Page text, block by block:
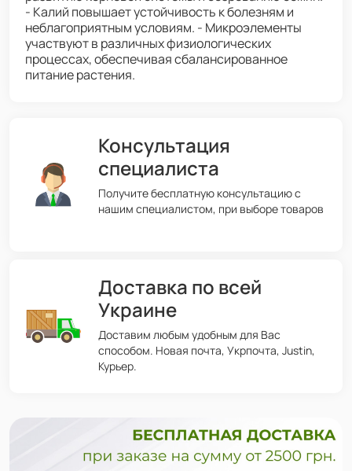
- Калий повышает устойчивость к болезням и
неблагоприятным условиям. - Микроэлементы
участвуют в различных физиологических
процессах, обеспечивая сбалансированное
питание растения.
Консультация
специалиста
Получите бесплатную консультацию с
нашим специалистом, при выборе товаров
Доставка по всей
Украине
Доставим любым удобным для Вас
способом. Новая почта, Укрпочта, Justin,
Курьер.